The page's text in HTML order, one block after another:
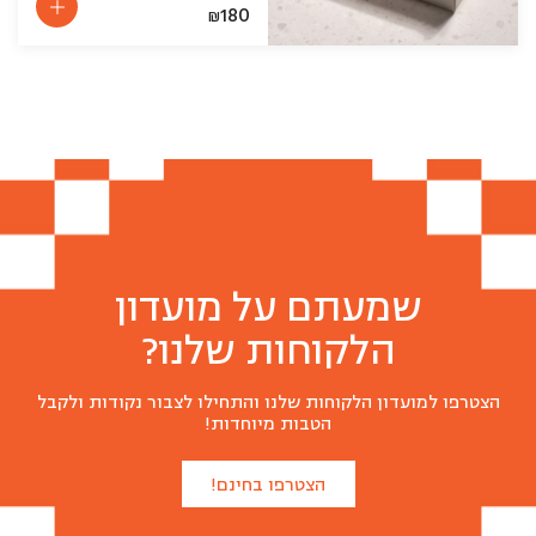
₪180
שמעתם על מועדון
הלקוחות שלנו?
הצטרפו למועדון הלקוחות שלנו והתחילו לצבור נקודות ולקבל
הטבות מיוחדות!
הצטרפו בחינם!